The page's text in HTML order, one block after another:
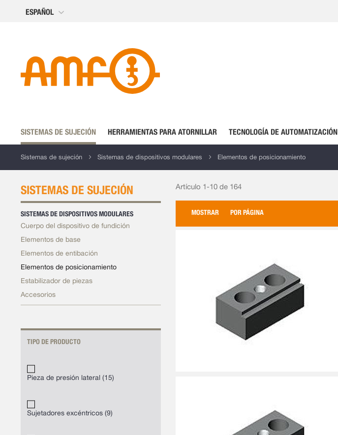
ESPAÑOL
SISTEMAS DE SUJECIÓN HERRAMIENTAS PARA ATORNILLAR TECNOLOGÍA DE AUTOMATIZACIÓN
Sistemas de sujeción Sistemas de dispositivos modulares Elementos de posicionamiento
SISTEMAS DE SUJECIÓN
SISTEMAS DE DISPOSITIVOS MODULARES
Cuerpo del dispositivo de fundición
Elementos de base
Elementos de entibación
Elementos de posicionamiento
Estabilizador de piezas
Accesorios
TIPO DE PRODUCTO
Pieza de presión lateral 15
Sujetadores excéntricos 9
Artículo 1-10 de 164
MOSTRAR POR PÁGINA